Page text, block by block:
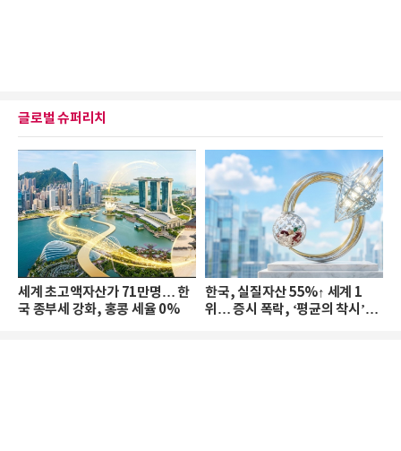
글로벌 슈퍼리치
세계 초고액자산가 71만명… 한
국 종부세 강화, 홍콩 세율 0%
한국, 실질자산 55%↑ 세계 1
위… 증시 폭락, ‘평균의 착시’와